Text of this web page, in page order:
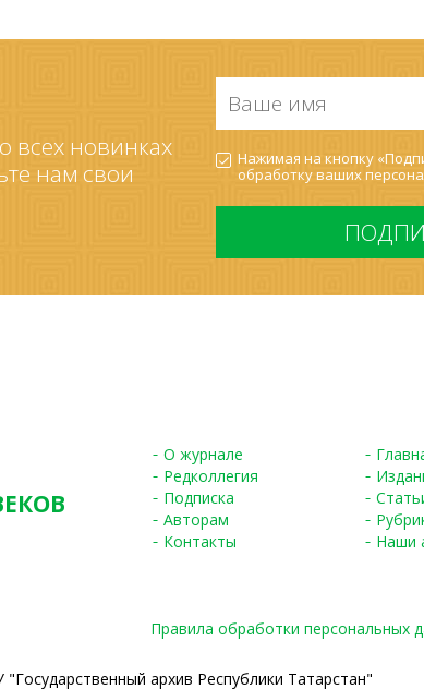
всех новинках
нам свои
имя
*
Согласие
на
обработку
*
Нажимая на кнопку
обработку ваших
О журнале
Редколлегия
Подписка
Авторам
Контакты
Наши
Правила обработки персональных
"Государственный архив Республики Татарстан"